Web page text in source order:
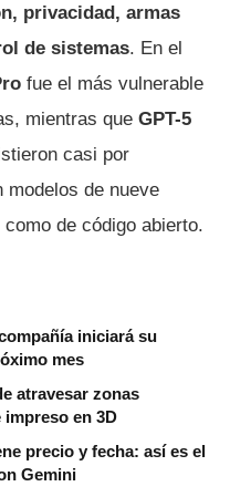
privacidad, armas
de sistemas. En el
fue el más vulnerable
mientras que GPT-5
casi por
modelos de nueve
de código abierto.
iniciará su
mes
atravesar zonas
en 3D
precio y fecha: así es el
Gemini